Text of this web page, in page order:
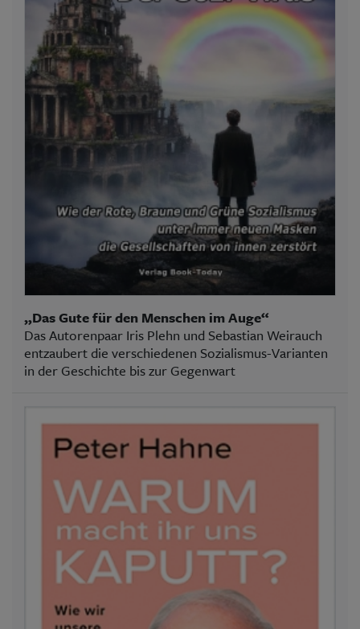
„Das Gute für den Menschen im Auge“
Das Autorenpaar Iris Plehn und Sebastian Weirauch
entzaubert die verschiedenen Sozialismus-Varianten
in der Geschichte bis zur Gegenwart